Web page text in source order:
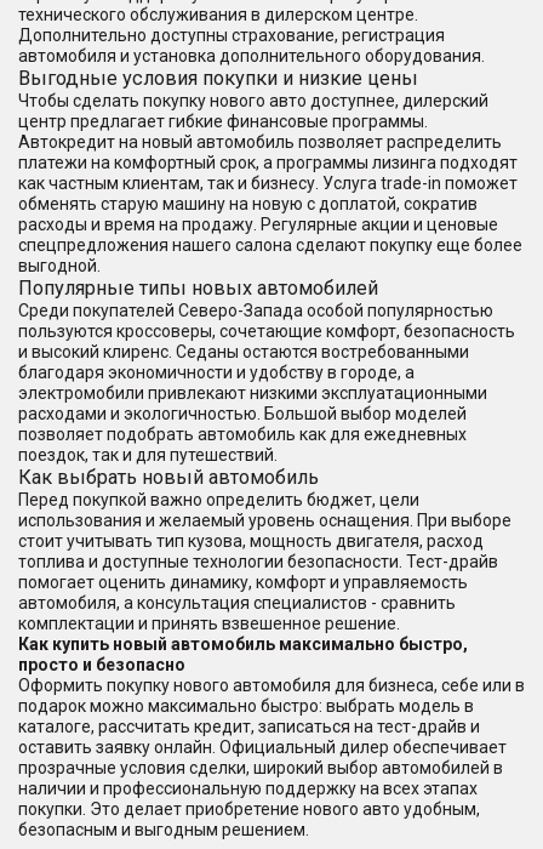
технического обслуживания в дилерском центре.
Дополнительно доступны страхование, регистрация
автомобиля и установка дополнительного оборудования.
Выгодные условия покупки и низкие цены
Чтобы сделать покупку нового авто доступнее, дилерский
центр предлагает гибкие финансовые программы.
Автокредит на новый автомобиль позволяет распределить
платежи на комфортный срок, а программы лизинга подходят
как частным клиентам, так и бизнесу. Услуга trade-in поможет
обменять старую машину на новую с доплатой, сократив
расходы и время на продажу. Регулярные акции и ценовые
спецпредложения нашего салона сделают покупку еще более
выгодной.
Популярные типы новых автомобилей
Среди покупателей Северо-Запада особой популярностью
пользуются кроссоверы, сочетающие комфорт, безопасность
и высокий клиренс. Седаны остаются востребованными
благодаря экономичности и удобству в городе, а
электромобили привлекают низкими эксплуатационными
расходами и экологичностью. Большой выбор моделей
позволяет подобрать автомобиль как для ежедневных
поездок, так и для путешествий.
Как выбрать новый автомобиль
Перед покупкой важно определить бюджет, цели
использования и желаемый уровень оснащения. При выборе
стоит учитывать тип кузова, мощность двигателя, расход
топлива и доступные технологии безопасности. Тест-драйв
помогает оценить динамику, комфорт и управляемость
автомобиля, а консультация специалистов - сравнить
комплектации и принять взвешенное решение.
Как купить новый автомобиль максимально быстро,
просто и безопасно
Оформить покупку нового автомобиля для бизнеса, себе или в
подарок можно максимально быстро: выбрать модель в
каталоге, рассчитать кредит, записаться на тест-драйв и
оставить заявку онлайн. Официальный дилер обеспечивает
прозрачные условия сделки, широкий выбор автомобилей в
наличии и профессиональную поддержку на всех этапах
покупки. Это делает приобретение нового авто удобным,
безопасным и выгодным решением.